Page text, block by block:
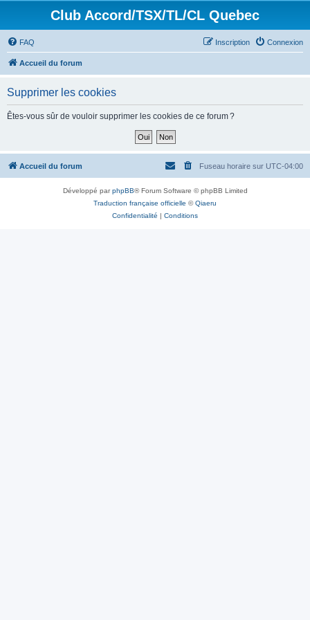
Club Accord/TSX/TL/CL Quebec
FAQ Connexion
Inscription
Accueil du forum
Supprimer les cookies
Êtes-vous sûr de vouloir supprimer les cookies de ce forum ?
Accueil du forum Fuseau horaire sur UTC-04:00
Développé parphpBB® Forum Software © phpBB Limited
Traduction française officielle ©Qiaeru
Confidentialité | Conditions